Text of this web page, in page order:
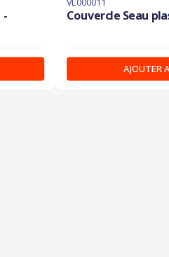
- Couvercle Seau
AJOUTER